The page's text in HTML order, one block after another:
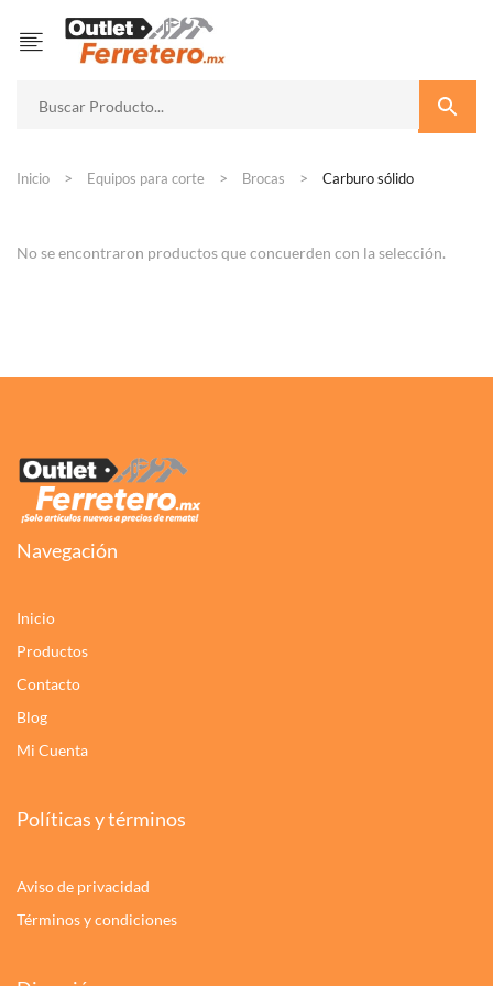
Inicio Equipos para corte Brocas Carburo sólido
No se encontraron productos que concuerden con la selección.
Navegación
Inicio
Productos
Contacto
Blog
Mi Cuenta
Políticas y términos
Aviso de privacidad
Términos y condiciones